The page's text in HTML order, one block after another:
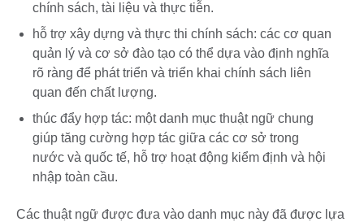
chính sách, tài liệu và thực tiễn.
hỗ trợ xây dựng và thực thi chính sách: các cơ quan
quản lý và cơ sở đào tạo có thể dựa vào định nghĩa
rõ ràng để phát triển và triển khai chính sách liên
quan đến chất lượng.
thúc đẩy hợp tác: một danh mục thuật ngữ chung
giúp tăng cường hợp tác giữa các cơ sở trong
nước và quốc tế, hỗ trợ hoạt động kiểm định và hội
nhập toàn cầu.
Các thuật ngữ được đưa vào danh mục này đã được lựa